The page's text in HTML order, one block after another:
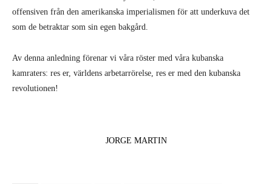
offensiven från den amerikanska imperialismen för att underkuva det
som de betraktar som sin egen bakgård.
Av denna anledning förenar vi våra röster med våra kubanska
kamraters: res er, världens arbetarrörelse, res er med den kubanska
revolutionen!
JORGE MARTIN